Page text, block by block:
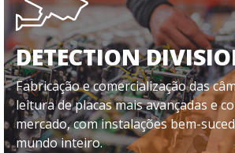
DETECTION
Fabricação e comercialização das
leitura de placas mais avançadas e
mercado, com instalações bem-
mundo inteiro.